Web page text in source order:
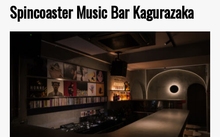
Spincoaster Music Bar Kagurazaka